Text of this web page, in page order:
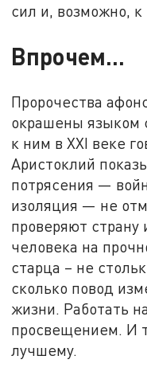
сил и, возможно,
Впрочем…
Пророчества
окрашены языком
к ним в XXI веке
Аристоклий
потрясения —
изоляция — не
проверяют страну
человека на
старца – не
сколько повод
жизни. Работать
просвещением. И
лучшему.